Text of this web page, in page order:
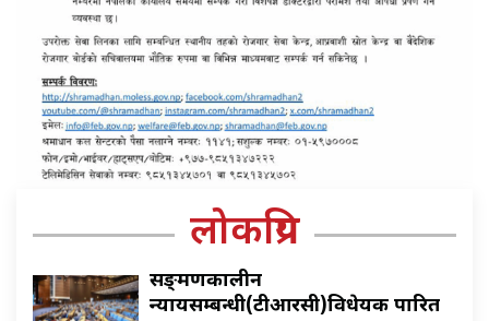
लोकप्रिय
सङ्क्रमणकालीन
न्यायसम्बन्धी(टीआरसी)विधेयक पारित